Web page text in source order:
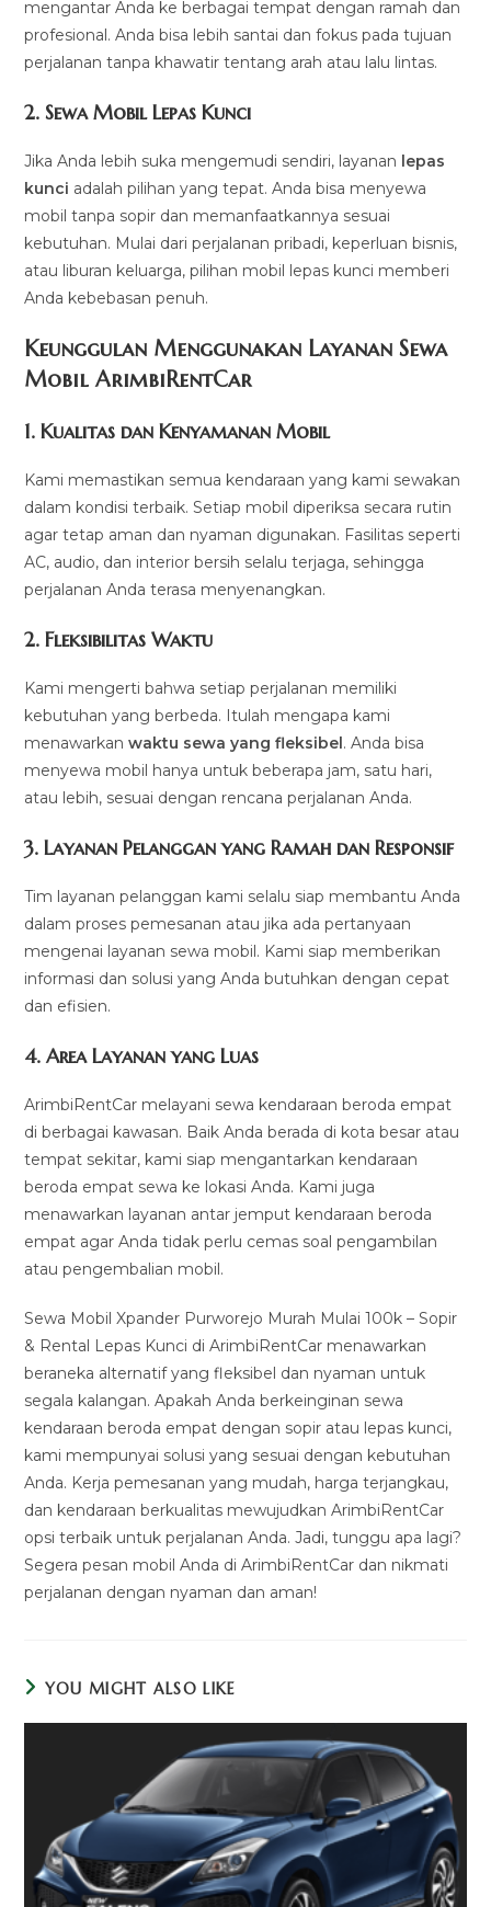
mengantar Anda ke berbagai tempat dengan ramah dan
profesional. Anda bisa lebih santai dan fokus pada tujuan
perjalanan tanpa khawatir tentang arah atau lalu lintas.
2.Sewa Mobil Lepas Kunci
Jika Anda lebih suka mengemudi sendiri, layanan lepas
kunci adalah pilihan yang tepat. Anda bisa menyewa
mobil tanpa sopir dan memanfaatkannya sesuai
kebutuhan. Mulai dari perjalanan pribadi, keperluan bisnis,
atau liburan keluarga, pilihan mobil lepas kunci memberi
Anda kebebasan penuh.
Keunggulan Menggunakan Layanan Sewa
Mobil ArimbiRentCar
1.Kualitas dan Kenyamanan Mobil
Kami memastikan semua kendaraan yang kami sewakan
dalam kondisi terbaik. Setiap mobil diperiksa secara rutin
agar tetap aman dan nyaman digunakan. Fasilitas seperti
AC, audio, dan interior bersih selalu terjaga, sehingga
perjalanan Anda terasa menyenangkan.
2.Fleksibilitas Waktu
Kami mengerti bahwa setiap perjalanan memiliki
kebutuhan yang berbeda. Itulah mengapa kami
menawarkanwaktu sewa yang fleksibel. Anda bisa
menyewa mobil hanya untuk beberapa jam, satu hari,
atau lebih, sesuai dengan rencana perjalanan Anda.
3.Layanan Pelanggan yang Ramah dan Responsif
Tim layanan pelanggan kami selalu siap membantu Anda
dalam proses pemesanan atau jika ada pertanyaan
mengenai layanan sewa mobil. Kami siap memberikan
informasi dan solusi yang Anda butuhkan dengan cepat
dan efisien.
4.Area Layanan yang Luas
ArimbiRentCar melayani sewa kendaraan beroda empat
di berbagai kawasan. Baik Anda berada di kota besar atau
tempat sekitar, kami siap mengantarkan kendaraan
beroda empat sewa ke lokasi Anda. Kami juga
menawarkan layanan antar jemput kendaraan beroda
empat agar Anda tidak perlu cemas soal pengambilan
atau pengembalian mobil.
Sewa Mobil Xpander Purworejo Murah Mulai 100k – Sopir
& Rental Lepas Kunci di ArimbiRentCar menawarkan
beraneka alternatif yang fleksibel dan nyaman untuk
segala kalangan. Apakah Anda berkeinginan sewa
kendaraan beroda empat dengan sopir atau lepas kunci,
kami mempunyai solusi yang sesuai dengan kebutuhan
Anda. Kerja pemesanan yang mudah, harga terjangkau,
dan kendaraan berkualitas mewujudkan ArimbiRentCar
opsi terbaik untuk perjalanan Anda. Jadi, tunggu apa lagi?
Segera pesan mobil Anda di ArimbiRentCar dan nikmati
perjalanan dengan nyaman dan aman!
YOU MIGHT ALSO LIKE